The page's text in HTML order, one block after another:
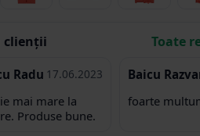
clienții Toate
Radu 17.06.2023
mai mare la
ambalare. Produse bune.
Baicu
foarte